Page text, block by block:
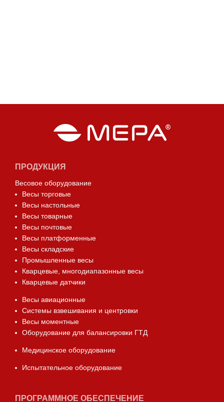
ПРОДУКЦИЯ
Весовое оборудование
Весы торговые
Весы настольные
Весы товарные
Весы почтовые
Весы платформенные
Весы складские
Промышленные весы
Кварцевые, многодиапазонные весы
Кварцевые датчики
Весы авиационные
Системы взвешивания и центровки
Весы моментные
Оборудование для балансировки ГТД
Медицинское оборудование
Испытательное оборудование
ПРОГРАММНОЕ ОБЕСПЕЧЕНИЕ